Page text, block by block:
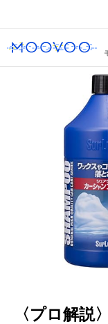
〈プロ解説